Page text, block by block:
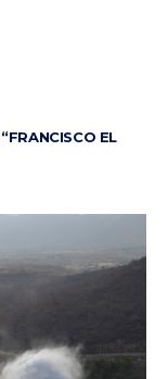
EL